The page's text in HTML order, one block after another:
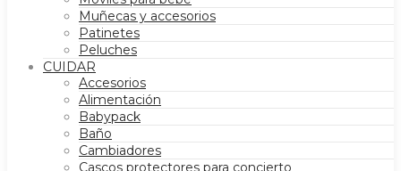
Muñecas y accesorios
Patinetes
Peluches
CUIDAR
Accesorios
Alimentación
Babypack
Baño
Cambiadores
Cascos protectores para concierto